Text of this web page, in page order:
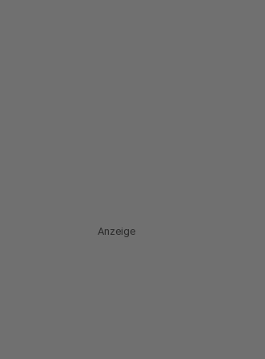
Anzeige